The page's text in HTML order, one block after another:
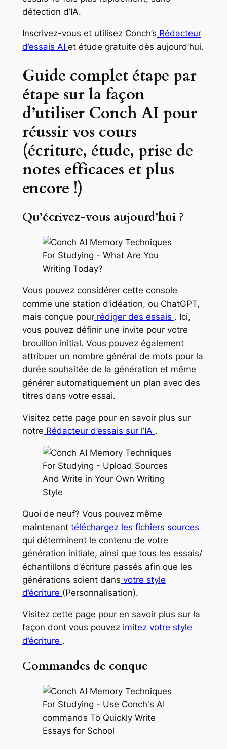
détection d’IA.
Inscrivez-vous et utilisez Conch’s Rédacteur
d’essais AI et étude gratuite dès aujourd’hui.
Guide complet étape par
étape sur la façon
d’utiliser Conch AI pour
réussir vos cours
(écriture, étude, prise de
notes efficaces et plus
encore !)
Qu’écrivez-vous aujourd’hui ?
Vous pouvez considérer cette console
comme une station d’idéation, ou ChatGPT,
mais conçue pour rédiger des essais . Ici,
vous pouvez définir une invite pour votre
brouillon initial. Vous pouvez également
attribuer un nombre général de mots pour la
durée souhaitée de la génération et même
générer automatiquement un plan avec des
titres dans votre essai.
Visitez cette page pour en savoir plus sur
notre Rédacteur d’essais sur l’IA .
Quoi de neuf? Vous pouvez même
maintenanttéléchargez les fichiers sources
qui déterminent le contenu de votre
génération initiale, ainsi que tous les essais/
échantillons d’écriture passés afin que les
générations soient dans votre style
d’écriture (Personnalisation).
Visitez cette page pour en savoir plus sur la
façon dont vous pouvezimitez votre style
d’écriture .
Commandes de conque